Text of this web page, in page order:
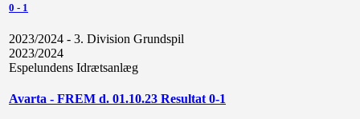
0 - 1
2023/2024 - 3. Division Grundspil
2023/2024
Espelundens Idrætsanlæg
Avarta - FREM d. 01.10.23 Resultat 0-1